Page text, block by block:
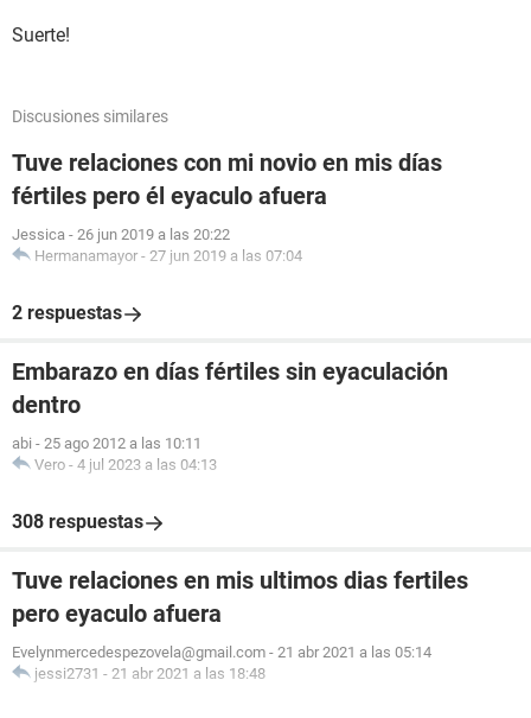
Suerte!
Discusiones similares
Tuve relaciones con mi novio en mis días
fértiles pero él eyaculo afuera
Jessica - 26 jun 2019 a las 20:22
Hermanamayor - 27 jun 2019 a las 07:04
2 respuestas
Embarazo en días fértiles sin eyaculación
dentro
abi - 25 ago 2012 a las 10:11
Vero - 4 jul 2023 a las 04:13
308 respuestas
Tuve relaciones en mis ultimos dias fertiles
pero eyaculo afuera
Evelynmercedespezovela@gmail.com - 21 abr 2021 a las 05:14
jessi2731 - 21 abr 2021 a las 18:48